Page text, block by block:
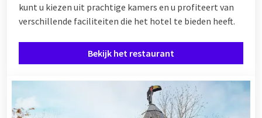
kunt u kiezen uit prachtige kamers en u profiteert van
verschillende faciliteiten die het hotel te bieden heeft.
Bekijk het restaurant